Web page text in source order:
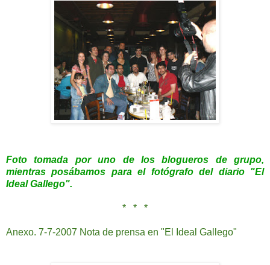
Foto tomada por uno de los blogueros de grupo,
mientras posábamos para el fotógrafo del diario "El
Ideal Gallego".
* * *
Anexo. 7-7-2007 Nota de prensa en "El Ideal Gallego"